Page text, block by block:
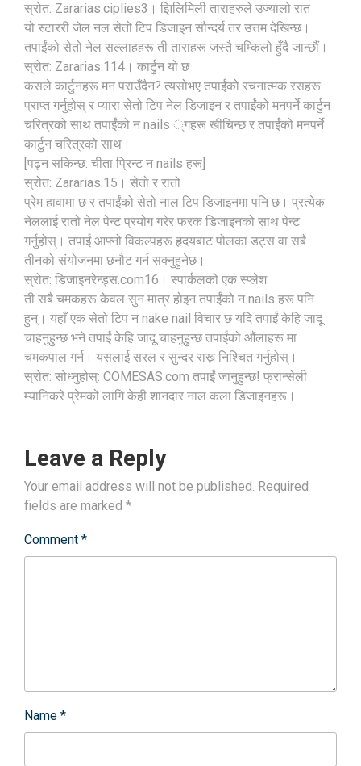
स्रोत: Zararias.ciplies3। झिलिमिली ताराहरुले उज्यालो रात
यो स्टाररी जेल नल सेतो टिप डिजाइन सौन्दर्य तर उत्तम देखिन्छ।
तपाईंको सेतो नेल सल्लाहहरू ती ताराहरू जस्तै चम्किलो हुँदै जान्छौं।
स्रोत: Zararias.114। कार्टुन यो छ
कसले कार्टुनहरू मन पराउँदैन? त्यसोभए तपाईंको रचनात्मक रसहरू
प्राप्त गर्नुहोस् र प्यारा सेतो टिप नेल डिजाइन र तपाईंको मनपर्ने कार्टुन
चरित्रको साथ तपाईंको न nails ्गहरू खींचिन्छ र तपाईंको मनपर्ने
कार्टुन चरित्रको साथ।
[पढ्न सकिन्छ: चीता प्रिन्ट न nails हरू]
स्रोत: Zararias.15। सेतो र रातो
प्रेम हावामा छ र तपाईंको सेतो नाल टिप डिजाइनमा पनि छ। प्रत्येक
नेललाई रातो नेल पेन्ट प्रयोग गरेर फरक डिजाइनको साथ पेन्ट
गर्नुहोस्। तपाईं आफ्नो विकल्पहरू हृदयबाट पोलका डट्स वा सबै
तीनको संयोजनमा छनौट गर्न सक्नुहुनेछ।
स्रोत: डिजाइनरेन्ड्स.com16। स्पार्कलको एक स्प्लेश
ती सबै चमकहरू केवल सुन मात्र होइन तपाईंको न nails हरू पनि
हुन्। यहाँ एक सेतो टिप न nake nail विचार छ यदि तपाईं केहि जादू
चाहनुहुन्छ भने तपाईं केहि जादू चाहनुहुन्छ तपाईंको औंलाहरू मा
चमकपाल गर्न। यसलाई सरल र सुन्दर राख्न निश्चित गर्नुहोस्।
स्रोत: सोध्नुहोस्: COMESAS.com तपाईं जानुहुन्छ! फ्रान्सेली
म्यानिकरे प्रेमको लागि केही शानदार नाल कला डिजाइनहरू।
Leave a Reply
Your email address will not be published. Required
fields are marked *
Comment *
Name *